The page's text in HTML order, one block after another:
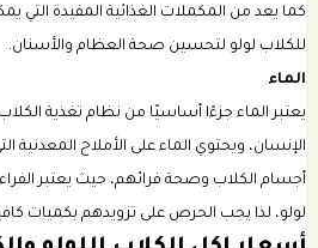
كما يعد من المكملات الغذائية المفيدة التي
للكلاب لولو لتحسين صحة العظام والأسنان.
الماء
يعتبر الماء جزءًا أساسيًا من نظام تغذية
الإنسان، ويحتوي الماء على الأملاح
أجسام الكلاب وصحة فرائهم، حيث يعتبر
لولو، لذا يجب الحرص على تزويدهم بكميات